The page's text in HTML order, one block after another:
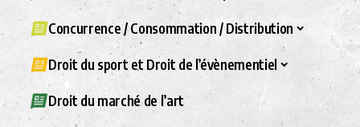
Concurrence / Consommation / Distribution
Droit du sport et Droit de l’évènementiel
Droit du marché de l’art